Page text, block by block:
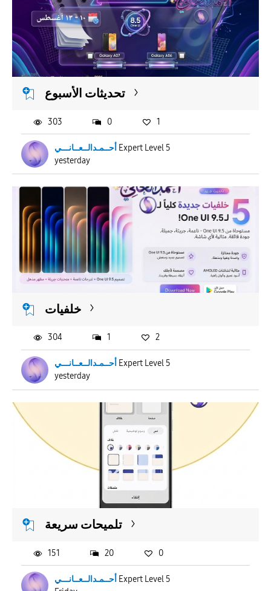
To
APPLY
تحديثات الأسبوع
أحــمـدالــعــانـــي Expert Level 5
yesterday
303 0 1
خلفيات
أحــمـدالــعــانـــي Expert Level 5
yesterday
304 1 2
تلميحات سريعة
أحــمـدالــعــانـــي Expert Level 5
151 20 0